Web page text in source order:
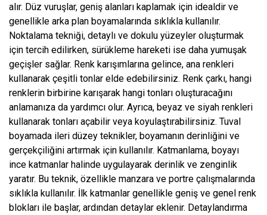
alır. Düz vuruşlar, geniş alanları kaplamak için idealdir ve
genellikle arka plan boyamalarında sıklıkla kullanılır.
Noktalama tekniği, detaylı ve dokulu yüzeyler oluşturmak
için tercih edilirken, sürükleme hareketi ise daha yumuşak
geçişler sağlar. Renk karışımlarına gelince, ana renkleri
kullanarak çeşitli tonlar elde edebilirsiniz. Renk çarkı, hangi
renklerin birbirine karışarak hangi tonları oluşturacağını
anlamanıza da yardımcı olur. Ayrıca, beyaz ve siyah renkleri
kullanarak tonları açabilir veya koyulaştırabilirsiniz. Tuval
boyamada ileri düzey teknikler, boyamanın derinliğini ve
gerçekçiliğini artırmak için kullanılır. Katmanlama, boyayı
ince katmanlar halinde uygulayarak derinlik ve zenginlik
yaratır. Bu teknik, özellikle manzara ve portre çalışmalarında
sıklıkla kullanılır. İlk katmanlar genellikle geniş ve genel renk
blokları ile başlar, ardından detaylar eklenir. Detaylandırma